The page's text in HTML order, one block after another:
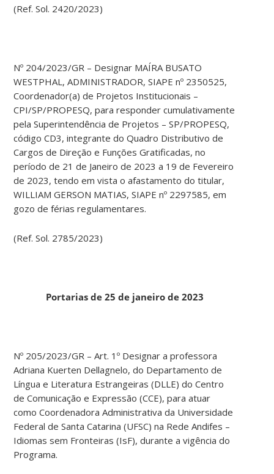
(Ref. Sol. 2420/2023)
Nº 204/2023/GR – Designar MAÍRA BUSATO
WESTPHAL, ADMINISTRADOR, SIAPE nº 2350525,
Coordenador(a) de Projetos Institucionais –
CPI/SP/PROPESQ, para responder cumulativamente
pela Superintendência de Projetos – SP/PROPESQ,
código CD3, integrante do Quadro Distributivo de
Cargos de Direção e Funções Gratificadas, no
período de 21 de Janeiro de 2023 a 19 de Fevereiro
de 2023, tendo em vista o afastamento do titular,
WILLIAM GERSON MATIAS, SIAPE nº 2297585, em
gozo de férias regulamentares.
(Ref. Sol. 2785/2023)
Portarias de 25 de janeiro de 2023
Nº 205/2023/GR – Art. 1º Designar a professora
Adriana Kuerten Dellagnelo, do Departamento de
Língua e Literatura Estrangeiras (DLLE) do Centro
de Comunicação e Expressão (CCE), para atuar
como Coordenadora Administrativa da Universidade
Federal de Santa Catarina (UFSC) na Rede Andifes –
Idiomas sem Fronteiras (IsF), durante a vigência do
Programa.